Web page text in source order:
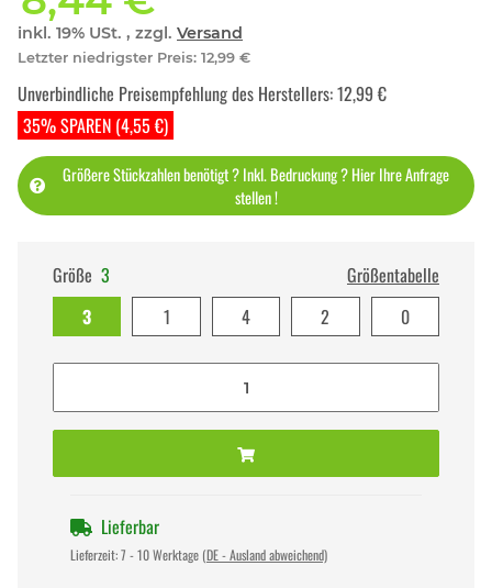
inkl. 19% USt. , zzgl. Versand
Letzter niedrigster Preis: 12,99 €
35% SPAREN (4,55 €)
Unverbindliche Preisempfehlung des Herstellers:12,99 €
Größere Stückzahlen benötigt ? Inkl. Bedruckung ? Hier Ihre Anfrage
stellen !
Größe 3
Größentabelle
3
1 4 2 0
Lieferbar
Lieferzeit:7 - 10 Werktage (DE - Ausland abweichend)